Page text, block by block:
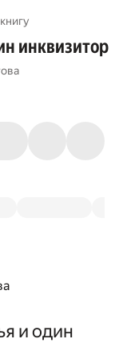
инквизитор
и один